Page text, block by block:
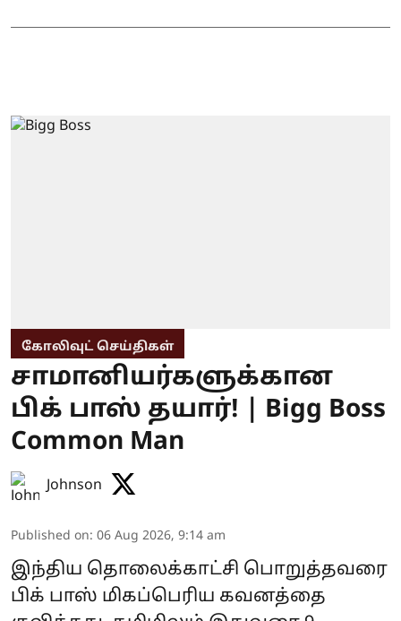
கோலிவுட் செய்திகள்
சாமானியர்களுக்கான
பிக் பாஸ் தயார்! | Bigg Boss
Common Man
Johnson
Published on: 06 Aug 2026, 9:14 am
இந்திய தொலைக்காட்சி பொறுத்தவரை
பிக் பாஸ் மிகப்பெரிய கவனத்தை